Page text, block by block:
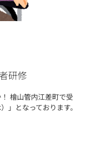
研修
檜山管内江差町で受
」となっております。